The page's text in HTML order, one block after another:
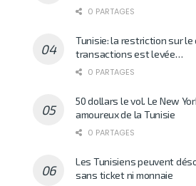
0 PARTAGES
Tunisie: la restriction sur le
transactions est levée…
0 PARTAGES
50 dollars le vol. Le New
amoureux de la Tunisie
0 PARTAGES
Les Tunisiens peuvent
sans ticket ni monnaie